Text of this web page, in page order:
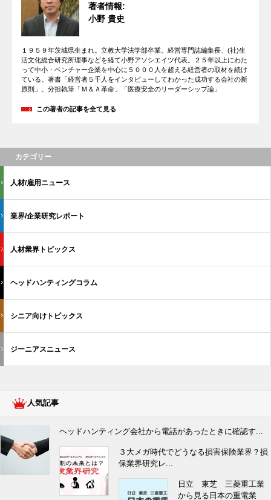
著者情報:
小野 貴史
１９５９年茨城県生まれ。立教大学法学部卒業。経営専門誌編集長、(社)生
活文化総合研究所理事などを経て小野アソシエイツ代表。２５年以上にわた
って中小・ベンチャー企業を中心に５０００人を超える経営者の取材を続け
ている。著書「経営者５千人をインタビューしてわかった成功する会社の新
原則」。分担執筆「Ｍ＆Ａ革命」「医療安全のリーダーシップ論」
この著者の記事を全て見る
カテゴリー
人材/雇用ニュース
業界/企業研究レポート
人材業界トピックス
ヘッドハンティングコラム
シニア向けトピックス
ジーニアスニュース
人気記事
ヘッドハンティング会社から電話があったときに確認す...
３大メガ時代でどうなる損害保険業界？損
保業界研究レ...
日立 東芝 三菱重工業
から見る日本の重電業